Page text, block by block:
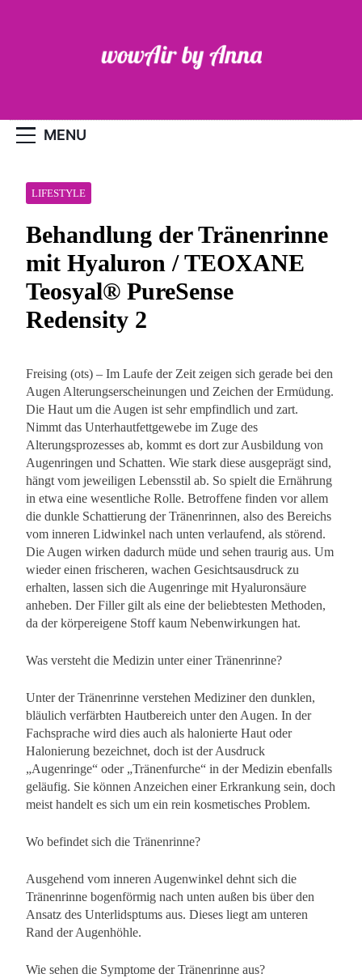
MENU
LIFESTYLE
Behandlung der Tränenrinne
mit Hyaluron / TEOXANE
Teosyal® PureSense
Redensity 2
Freising (ots) – Im Laufe der Zeit zeigen sich gerade bei den
Augen Alterungserscheinungen und Zeichen der Ermüdung.
Die Haut um die Augen ist sehr empfindlich und zart.
Nimmt das Unterhautfettgewebe im Zuge des
Alterungsprozesses ab, kommt es dort zur Ausbildung von
Augenringen und Schatten. Wie stark diese ausgeprägt sind,
hängt vom jeweiligen Lebensstil ab. So spielt die Ernährung
in etwa eine wesentliche Rolle. Betroffene finden vor allem
die dunkle Schattierung der Tränenrinnen, also des Bereichs
vom inneren Lidwinkel nach unten verlaufend, als störend.
Die Augen wirken dadurch müde und sehen traurig aus. Um
wieder einen frischeren, wachen Gesichtsausdruck zu
erhalten, lassen sich die Augenringe mit Hyaluronsäure
anheben. Der Filler gilt als eine der beliebtesten Methoden,
da der körpereigene Stoff kaum Nebenwirkungen hat.
Was versteht die Medizin unter einer Tränenrinne?
Unter der Tränenrinne verstehen Mediziner den dunklen,
bläulich verfärbten Hautbereich unter den Augen. In der
Fachsprache wird dies auch als halonierte Haut oder
Halonierung bezeichnet, doch ist der Ausdruck
„Augenringe“ oder „Tränenfurche“ in der Medizin ebenfalls
geläufig. Sie können Anzeichen einer Erkrankung sein, doch
meist handelt es sich um ein rein kosmetisches Problem.
Wo befindet sich die Tränenrinne?
Ausgehend vom inneren Augenwinkel dehnt sich die
Tränenrinne bogenförmig nach unten außen bis über den
Ansatz des Unterlidsptums aus. Dieses liegt am unteren
Rand der Augenhöhle.
Wie sehen die Symptome der Tränenrinne aus?